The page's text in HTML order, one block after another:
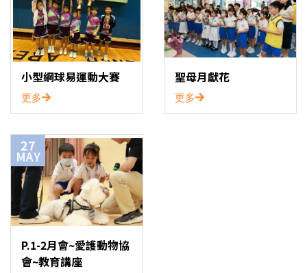
小型網球易運動大賽
更多
聖母月獻花
更多
27
MAY
P.1-2月會~愛護動物協
會~教育講座